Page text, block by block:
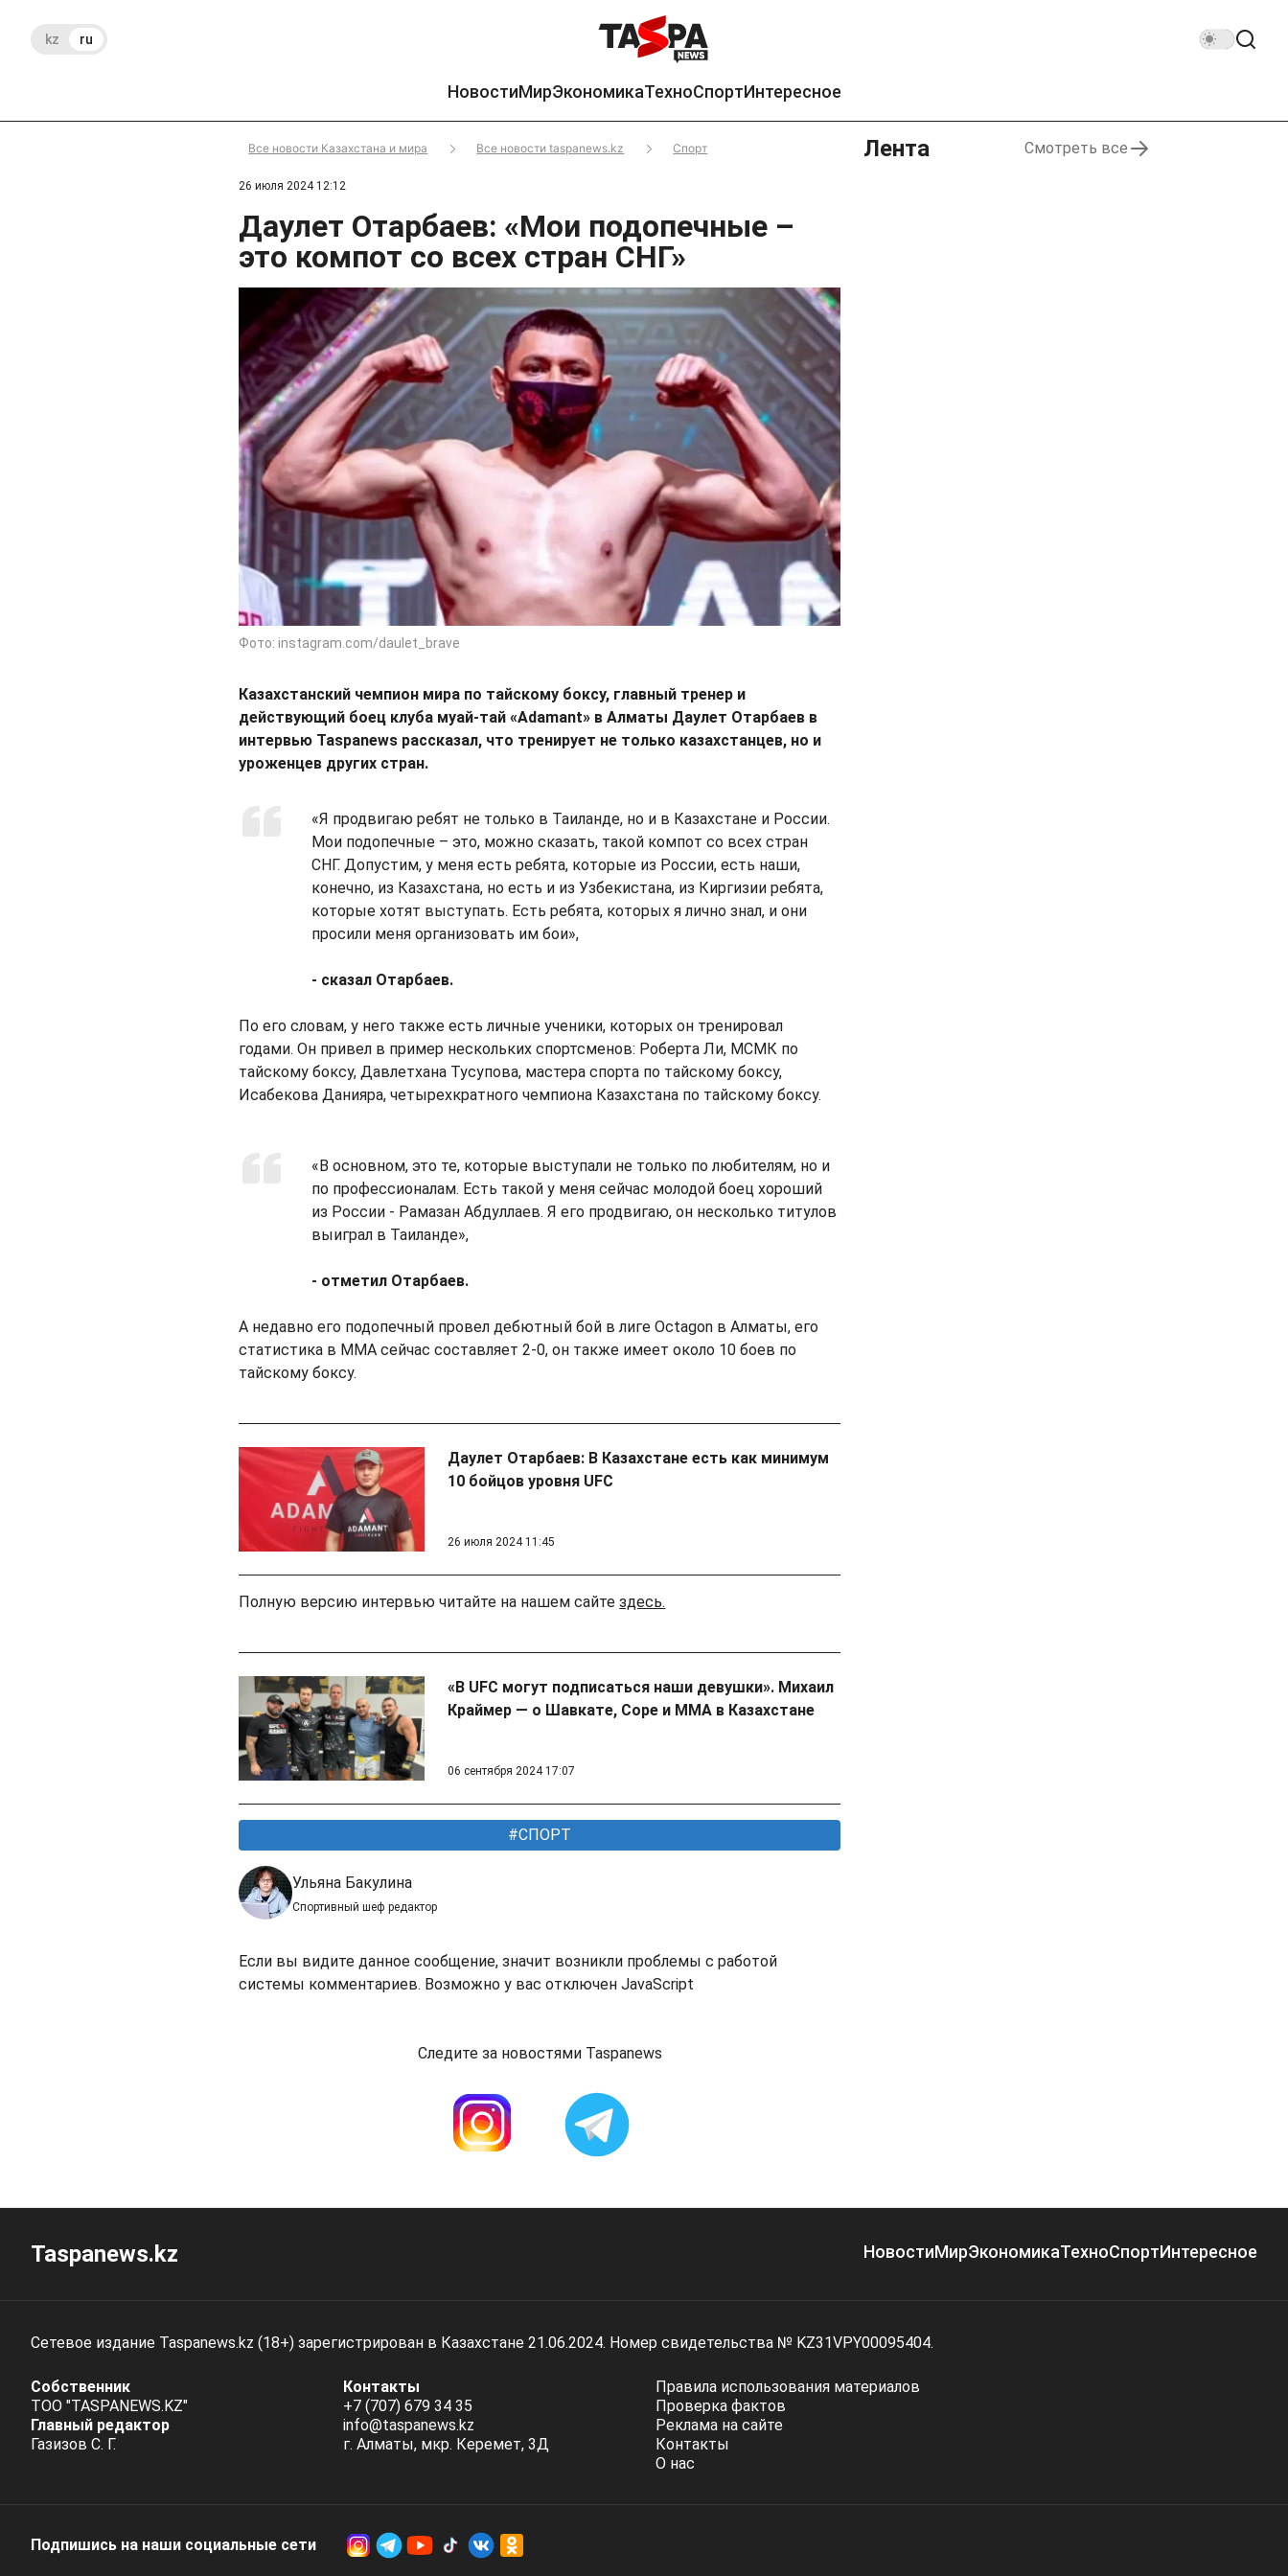
kz ru
НовостиМирЭкономикаТехноСпортИнтересное
Все новости Казахстана и мира Все новости taspanews.kz Спорт
26 июля 2024 12:12
Даулет Отарбаев: «Мои подопечные –
это компот со всех стран СНГ»
Фото: instagram.com/daulet_brave
Казахстанский чемпион мира по тайскому боксу, главный тренер и
действующий боец клуба муай-тай «Adamant» в Алматы Даулет Отарбаев в
интервью Taspanews рассказал, что тренирует не только казахстанцев, но и
уроженцев других стран.
«Я продвигаю ребят не только в Таиланде, но и в Казахстане и России.
Мои подопечные – это, можно сказать, такой компот со всех стран
СНГ. Допустим, у меня есть ребята, которые из России, есть наши,
конечно, из Казахстана, но есть и из Узбекистана, из Киргизии ребята,
которые хотят выступать. Есть ребята, которых я лично знал, и они
просили меня организовать им бои»,
- сказал Отарбаев.
По его словам, у него также есть личные ученики, которых он тренировал
годами. Он привел в пример нескольких спортсменов: Роберта Ли, МСМК по
тайскому боксу, Давлетхана Тусупова, мастера спорта по тайскому боксу,
Исабекова Данияра, четырехкратного чемпиона Казахстана по тайскому боксу.
«В основном, это те, которые выступали не только по любителям, но и
по профессионалам. Есть такой у меня сейчас молодой боец хороший
из России - Рамазан Абдуллаев. Я его продвигаю, он несколько титулов
выиграл в Таиланде»,
- отметил Отарбаев.
А недавно его подопечный провел дебютный бой в лиге Oсtagon в Алматы, его
статистика в ММА сейчас составляет 2-0, он также имеет около 10 боев по
тайскому боксу.
Даулет Отарбаев: В Казахстане есть как минимум
10 бойцов уровня UFC
26 июля 2024 11:45
Полную версию интервью читайте на нашем сайтездесь.
«В UFC могут подписаться наши девушки». Михаил
Краймер — о Шавкате, Соре и ММА в Казахстане
06 сентября 2024 17:07
СПОРТ
Ульяна Бакулина
Спортивный шеф редактор
Если вы видите данное сообщение, значит возникли проблемы с работой
системы комментариев. Возможно у вас отключен JavaScript
Следите за новостями Taspanews
Лента Смотреть все
Taspanews.kz НовостиМирЭкономикаТехноСпортИнтересное
Сетевое издание Taspanews.kz (18+) зарегистрирован в Казахстане 21.06.2024. Номер свидетельства № KZ31VPY00095404.
Собственник
ТОО "TASPANEWS.KZ"
Главный редактор
Газизов С. Г.
Контакты
+7 (707) 679 34 35
info@taspanews.kz
г. Алматы, мкр. Керемет, 3Д
Правила использования материалов
Проверка фактов
Реклама на сайте
Контакты
О нас
Подпишись на наши социальные cети